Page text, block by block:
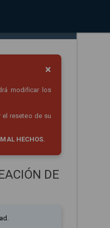
×
modificar los
el reseteo de su
HECHOS.
DE